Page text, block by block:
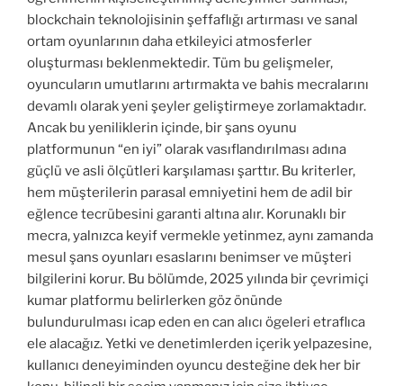
blockchain teknolojisinin şeffaflığı artırması ve sanal
ortam oyunlarının daha etkileyici atmosferler
oluşturması beklenmektedir. Tüm bu gelişmeler,
oyuncuların umutlarını artırmakta ve bahis mecralarını
devamlı olarak yeni şeyler geliştirmeye zorlamaktadır.
Ancak bu yeniliklerin içinde, bir şans oyunu
platformunun “en iyi” olarak vasıflandırılması adına
güçlü ve asli ölçütleri karşılaması şarttır. Bu kriterler,
hem müşterilerin parasal emniyetini hem de adil bir
eğlence tecrübesini garanti altına alır. Korunaklı bir
mecra, yalnızca keyif vermekle yetinmez, aynı zamanda
mesul şans oyunları esaslarını benimser ve müşteri
bilgilerini korur. Bu bölümde, 2025 yılında bir çevrimiçi
kumar platformu belirlerken göz önünde
bulundurulması icap eden en can alıcı ögeleri etraflıca
ele alacağız. Yetki ve denetimlerden içerik yelpazesine,
kullanıcı deneyiminden oyuncu desteğine dek her bir